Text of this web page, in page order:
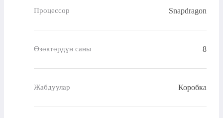
Процессор Snapdragon
Өзөктөрдүн саны 8
Жабдуулар Коробка